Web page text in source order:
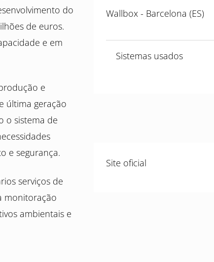
do
de euros.
e em
e
última geração
o sistema de
e segurança.
serviços de
monitoração
ambientais e
Wallbox - Barcelona (ES)
Sistemas usados
Site oficial